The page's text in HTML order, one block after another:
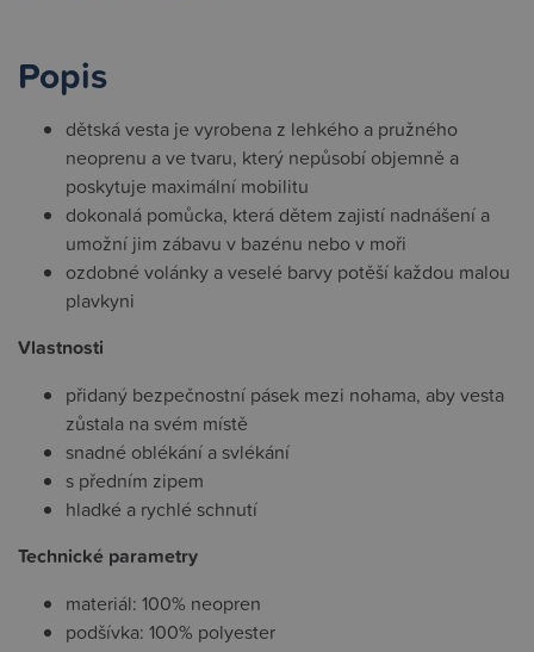
Popis
dětská vesta je vyrobena z lehkého a pružného
neoprenu a ve tvaru, který nepůsobí objemně a
poskytuje maximální mobilitu
dokonalá pomůcka, která dětem zajistí nadnášení a
umožní jim zábavu v bazénu nebo v moři
ozdobné volánky a veselé barvy potěší každou malou
plavkyni
Vlastnosti
přidaný bezpečnostní pásek mezi nohama, aby vesta
zůstala na svém místě
snadné oblékání a svlékání
s předním zipem
hladké a rychlé schnutí
Technické parametry
materiál: 100% neopren
podšívka: 100% polyester